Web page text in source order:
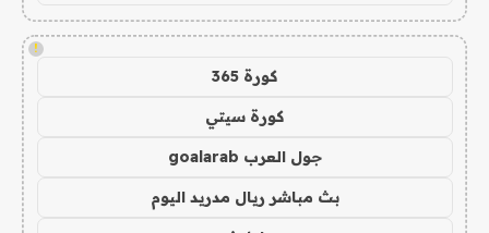
!
كورة 365
كورة سيتي
جول العرب goalarab
بث مباشر ريال مدريد اليوم